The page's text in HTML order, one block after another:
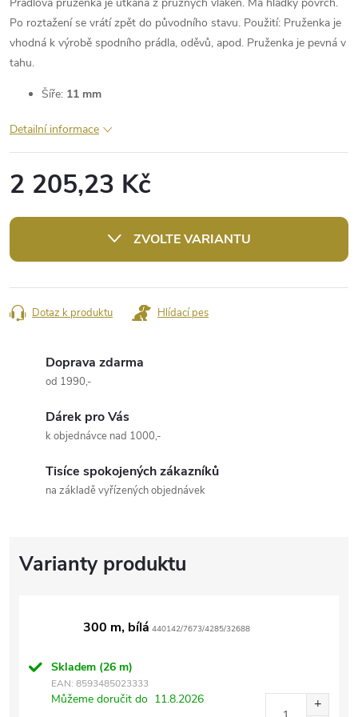
Po roztažení se vrátí zpět do původního stavu. Použití: Pruženka je
vhodná k výrobě spodního prádla, oděvů, apod. Pruženka je pevná v
tahu.
Šíře: 11 mm
Detailní informace
2 205,23 Kč
cena:
ZVOLTE VARIANTU
Dotaz k produktu Hlídací pes
Doprava zdarma
od 1990,-
Dárek pro Vás
k objednávce nad 1000,-
Tisíce spokojených zákazníků
na základě vyřízených objednávek
300 m, bílá 440142/7673/4285/32688
Skladem (26 m)
EAN: 8593485023333
Můžeme doručit do 11.8.2026